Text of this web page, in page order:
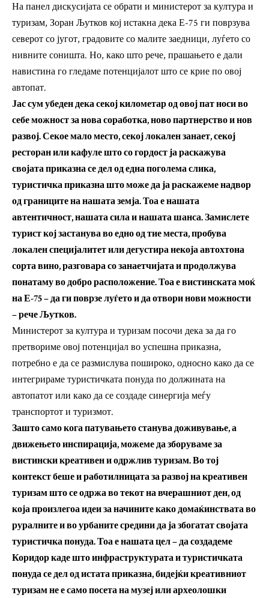
На панел дискусијата се обрати и министерот за култура и
туризам, Зоран Љутков кој истакна дека Е-75 ги поврзува
северот со југот, градовите со малите заедници, луѓето со
нивните соништа. Но, како што рече, прашањето е дали
навистина го гледаме потенцијалот што се крие по овој
автопат.
Јас сум убеден дека секој километар од овој пат носи во
себе можност за нова соработка, ново партнерство и нов
развој. Секое мало место, секој локален занает, секој
ресторан или кафуле што со гордост ја раскажува
својата приказна се дел од една поголема слика,
туристичка приказна што може да ја раскажеме надвор
од границите на нашата земја. Тоа е нашата
автентичност, нашата сила и нашата шанса. Замислете
турист кој застанува во едно од тие места, пробува
локален специјалитет или дегустира некоја автохтона
сорта вино, разговара со занаетчијата и продолжува
понатаму во добро расположение. Тоа е вистинската моќ
на Е-75 – да ги поврзе луѓето и да отвори нови можности
– рече Љутков.
Министерот за култура и туризам посочи дека за да го
претвориме овој потенцијал во успешна приказна,
потребно е да се размислува пошироко, односно како да се
интегрираме туристичката понуда по должината на
автопатот или како да се создаде синергија меѓу
транспортот и туризмот.
Зашто само кога патувањето станува доживување, а
движењето инспирација, можеме да зборуваме за
вистински креативен и одржлив туризам. Во тој
контекст беше и работилницата за развој на креативен
туризам што се одржа во текот на вчерашниот ден, од
која произлегоа идеи за начините како домаќинствата во
руралните и во урбаните средини да ја збогатат својата
туристичка понуда. Тоа е нашата цел – да создадеме
Коридор каде што инфраструктурата и туристичката
понуда се дел од истата приказна, бидејќи креативниот
туризам не е само посета на музеј или археолошки